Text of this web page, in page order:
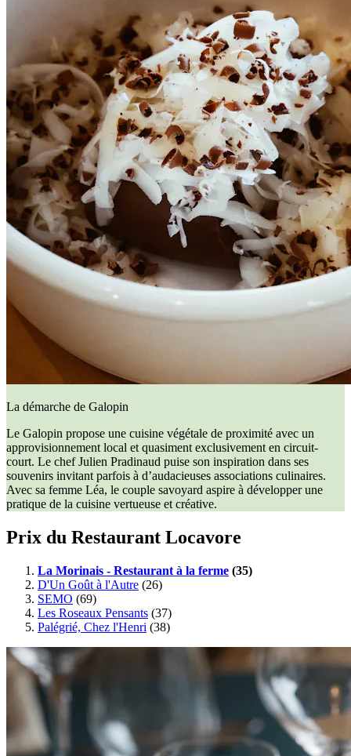
La démarche de Galopin
Le Galopin propose une cuisine végétale de proximité avec un
approvisionnement local et quasiment exclusivement en circuit-
court. Le chef Julien Pradinaud puise son inspiration dans ses
souvenirs invitant parfois à d’audacieuses associations culinaires.
Avec sa femme Léa, le couple savoyard aspire à développer une
pratique de la cuisine vertueuse et créative.
Prix du Restaurant Locavore
La Morinais - Restaurant à la ferme (35)
D'Un Goût à l'Autre (26)
SEMO (69)
Les Roseaux Pensants (37)
Palégrié, Chez l'Henri (38)